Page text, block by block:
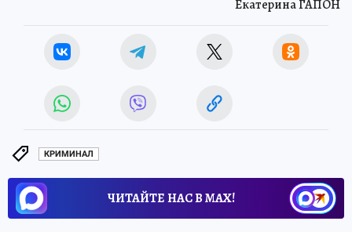
Екатерина ГАПОН
КРИМИНАЛ
ЧИТАЙТЕ НАС В МАХ!